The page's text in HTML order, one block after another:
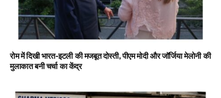
रोम में दिखी भारत-इटली की मजबूत दोस्ती, पीएम मोदी और जॉर्जिया मेलोनी की
मुलाकात बनी चर्चा का केंद्र